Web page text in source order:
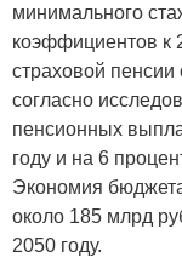
минимального
коэффициентов к
страховой пенсии
согласно
пенсионных
году и на 6
Экономия
около 185 млрд
2050 году.